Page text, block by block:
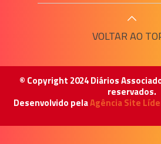
VOLTAR AO
© Copyright 2024 Diários
reservados.
Desenvolvido pelaAgência Site